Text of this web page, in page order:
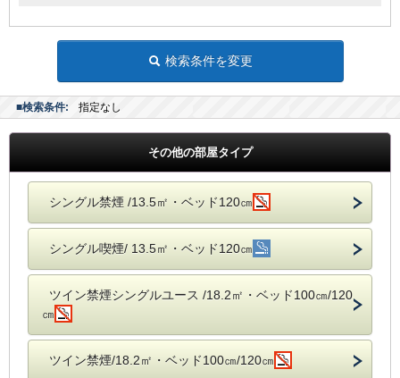
●電気スタンド
検索条件を変更
■検索条件: 指定なし
その他の部屋タイプ
シングル禁煙 /13.5㎡・ベッド120㎝
シングル喫煙/ 13.5㎡・ベッド120㎝
ツイン禁煙シングルユース /18.2㎡・ベッド100㎝/120
㎝
ツイン禁煙/18.2㎡・ベッド100㎝/120㎝